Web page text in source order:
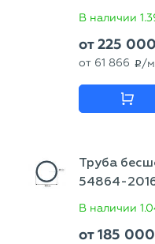
В наличии
от225 000
от 61 866 p /
Труба
54864-
В наличии
от185 000